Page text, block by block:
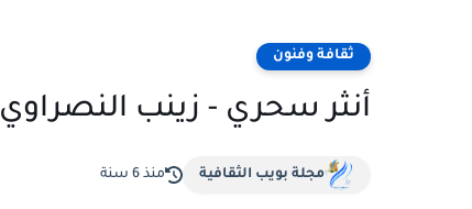
ثقافة وفنون
أنثر سحري - زينب النصراوي
مجلة بويب الثقافية منذ 6 سنة